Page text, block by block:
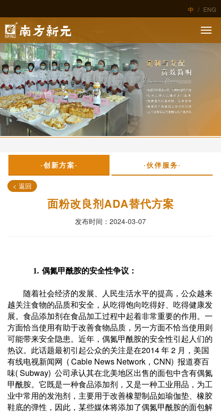
中 / ENG
·创新方案· ·伙伴服务·
面粉改良剂ADA替代方案
发布时间：2024-03-07
< 返回
1. 偶氮甲酰胺的安全性争议：
随着社会经济的发展、人民生活水平的提高，公众越来
越关注食物的品质和安全，从吃得饱向吃得好、吃得健康发
展。食品添加剂在食品加工过程中起着非常重要的作用。一
方面恰当使用有助于改善食物品质，另一方面不恰当使用则
可能带来安全隐患。近年，偶氮甲酰胺的安全性引起人们的
热议。此话题最初引起公众的关注是在2014 年 2 月，美国
有线电视新闻网
( Cable News Network ， CNN) 报道赛百
味( Subway) 公司承认其在北美地区出售的面包中含有偶氮
甲酰胺。它既是一种食品添加剂，又是一种工业用品，为工
业中常用的发泡剂，主要用于改善橡塑制品如瑜伽垫、橡胶
鞋底的弹性，因此，某些媒体将添加了偶氮甲酰胺的面包解